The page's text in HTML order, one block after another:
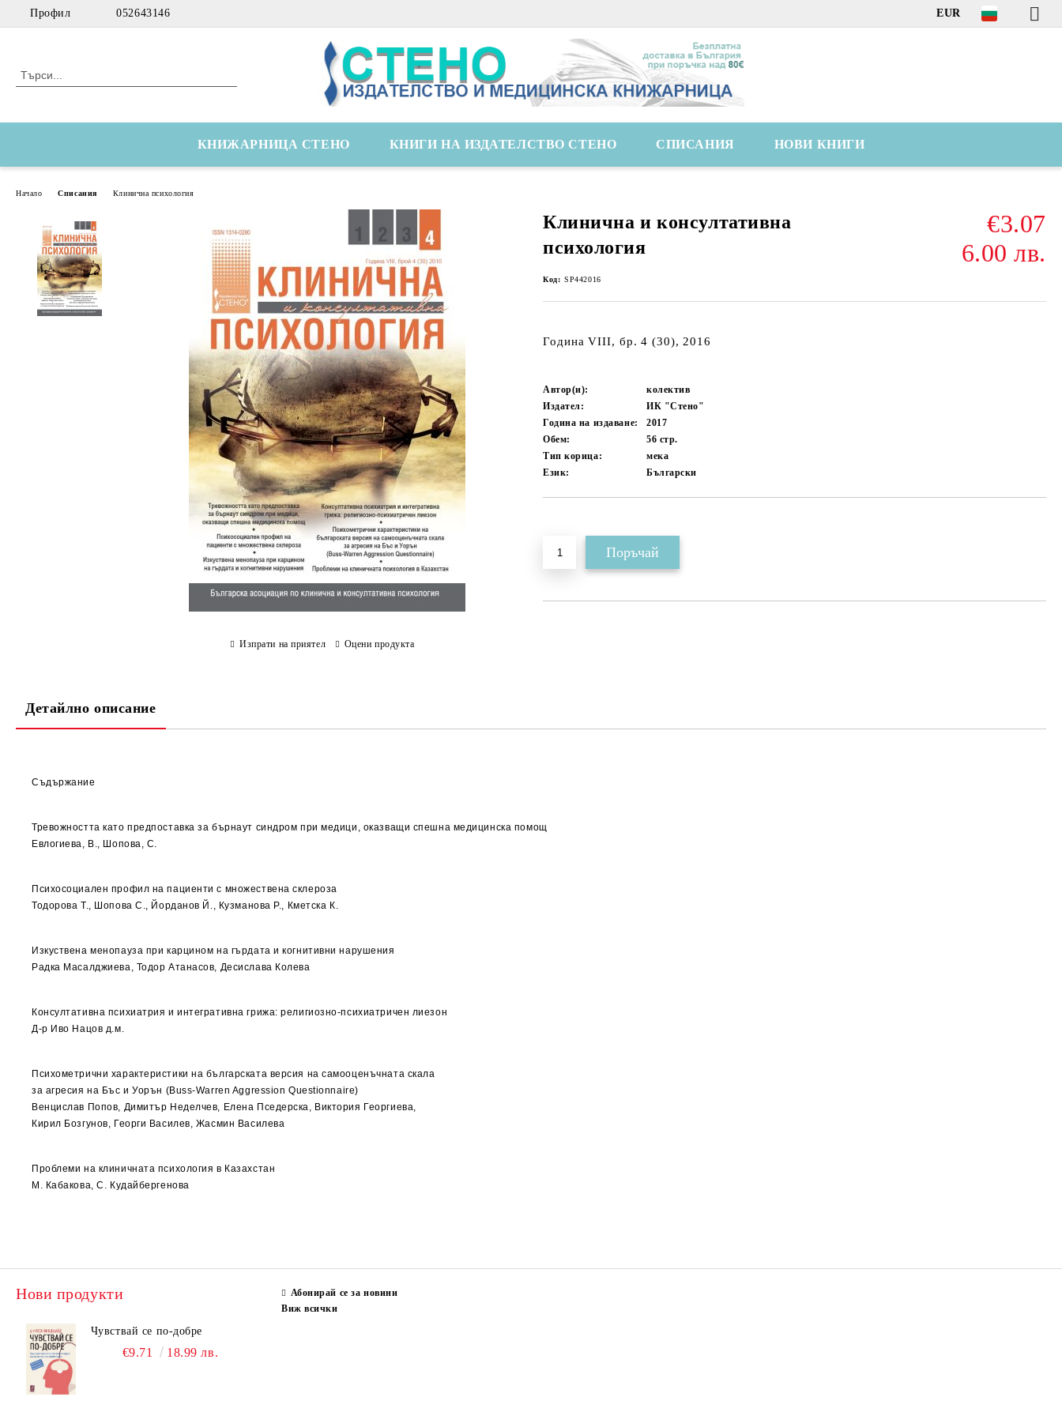
Профил 052643146 EUR
КНИЖАРНИЦА СТЕНО КНИГИ НА ИЗДАТЕЛСТВО СТЕНО СПИСАНИЯ НОВИ КНИГИ
Начало Списания Клинична психология
Клинична и консултативна
психология
€3.07
6.00 лв.
Код: SP442016
Година VIIІ, бр. 4 (30), 2016
Автор(и):
колектив
Издател:
ИК "Стено"
Година на издаване:
2017
Обем:
56 стр.
Тип корица:
мека
Език:
Български
Изпрати на приятел Оцени продукта
Детайлно описание
Съдържание
Тревожността като предпоставка за бърнаут синдром при медици, оказващи спешна медицинска помощ
Евлогиева, В., Шопова, С.
Психосоциален профил на пациенти с множествена склероза
Тодорова Т., Шопова С., Йорданов Й., Кузманова Р., Кметска К.
Изкуствена менопауза при карцином на гърдата и когнитивни нарушения
Радка Масалджиева, Тодор Атанасов, Десислава Колева
Консултативна психиатрия и интегративна грижа: религиозно-психиатричен лиезон
Д-р Иво Нацов д.м.
Психометрични характеристики на българската версия на самооценъчната скала
за агресия на Бъс и Уорън (Buss-Warren Aggression Questionnaire)
Венцислав Попов, Димитър Неделчев, Елена Пседерска, Виктория Георгиева,
Кирил Бозгунов, Георги Василев, Жасмин Василева
Проблеми на клиничната психология в Казахстан
М. Кабакова, С. Кудайбергенова
Нови продукти
Чувствай се по-добре
€9.71 18.99 лв.
Абонирай се за новини
Виж всички